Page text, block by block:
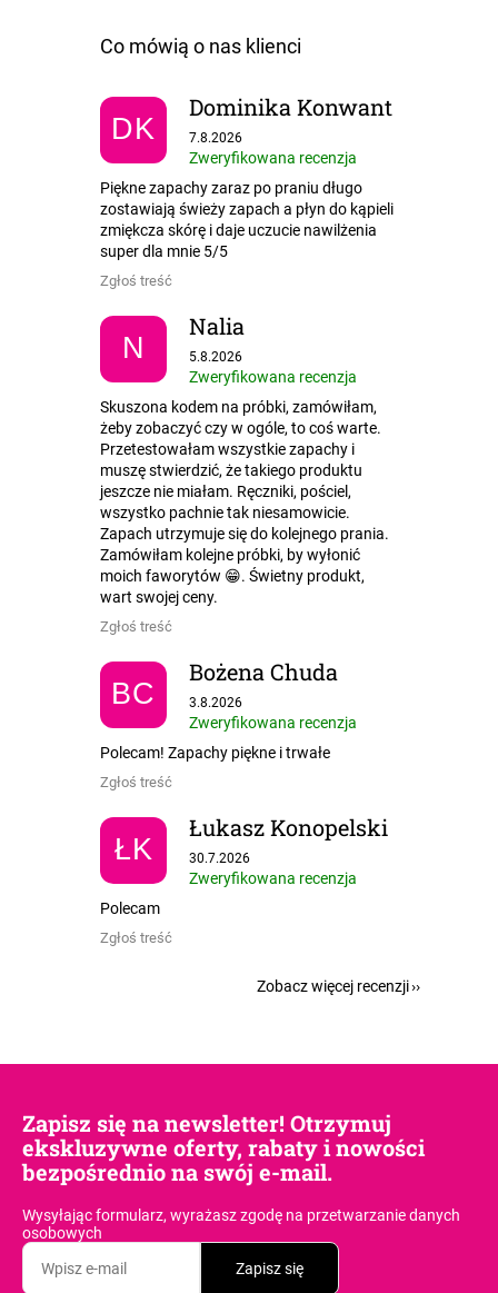
DK
Dominika Konwant
Ocena sklepu to 5 na 5 gwiazdek.
7.8.2026
Zweryfikowana recenzja
Piękne zapachy zaraz po praniu długo
zostawiają świeży zapach a płyn do kąpieli
zmiękcza skórę i daje uczucie nawilżenia
super dla mnie 5/5
Zgłoś treść
N
Nalia
Ocena sklepu to 5 na 5 gwiazdek.
5.8.2026
Zweryfikowana recenzja
Skuszona kodem na próbki, zamówiłam,
żeby zobaczyć czy w ogóle, to coś warte.
Przetestowałam wszystkie zapachy i
muszę stwierdzić, że takiego produktu
jeszcze nie miałam. Ręczniki, pościel,
wszystko pachnie tak niesamowicie.
Zapach utrzymuje się do kolejnego prania.
Zamówiłam kolejne próbki, by wyłonić
moich faworytów 😁. Świetny produkt,
wart swojej ceny.
Zgłoś treść
BC
Bożena Chuda
Ocena sklepu to 5 na 5 gwiazdek.
3.8.2026
Zweryfikowana recenzja
Polecam! Zapachy piękne i trwałe
Zgłoś treść
ŁK
Łukasz Konopelski
Ocena sklepu to 5 na 5 gwiazdek.
30.7.2026
Zweryfikowana recenzja
Polecam
Zgłoś treść
Zobacz więcej recenzji
Zapisz się na newsletter! Otrzymuj
ekskluzywne oferty, rabaty i nowości
bezpośrednio na swój e-mail.
Wysyłając formularz, wyrażasz zgodę na przetwarzanie danych
osobowych
Zapisz się